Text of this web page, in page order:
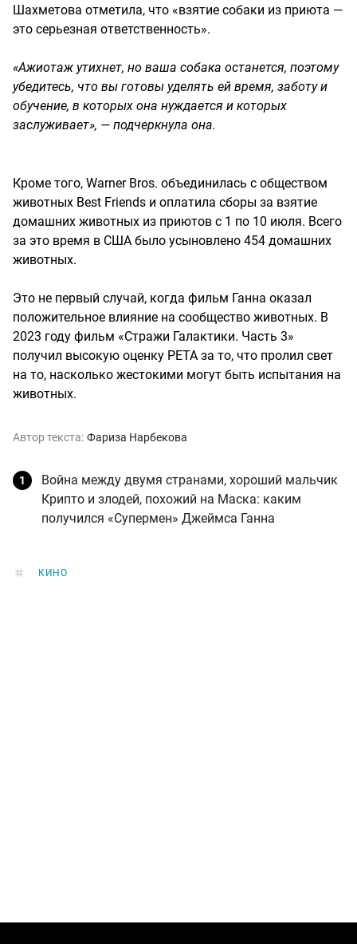
Шахметова отметила, что «взятие собаки из приюта —
это серьезная ответственность».
«Ажиотаж утихнет, но ваша собака останется, поэтому
убедитесь, что вы готовы уделять ей время, заботу и
обучение, в которых она нуждается и которых
заслуживает», — подчеркнула она.
Кроме того, Warner Bros. объединилась с обществом
животных Best Friends и оплатила сборы за взятие
домашних животных из приютов с 1 по 10 июля. Всего
за это время в США было усыновлено 454 домашних
животных.
Это не первый случай, когда фильм Ганна оказал
положительное влияние на сообщество животных. В
2023 году фильм «Стражи Галактики. Часть 3»
получил высокую оценку PETA за то, что пролил свет
на то, насколько жестокими могут быть испытания на
животных.
Автор текста: Фариза Нарбекова
Война между двумя странами, хороший мальчик
Крипто и злодей, похожий на Маска: каким
получился «Супермен» Джеймса Ганна
КИНО